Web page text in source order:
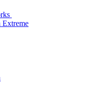
Extreme